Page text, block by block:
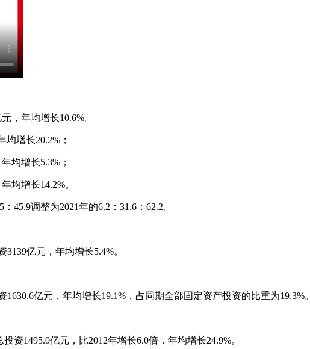
年均增长10.6%。
增长20.2%；
均增长5.3%；
增长14.2%。
调整为2021年的6.2：31.6：62.2。
亿元，年均增长5.4%。
亿元，年均增长19.1%，占同期全部固定资产投资的比重为19.3%。
1495.0亿元，比2012年增长6.0倍，年均增长24.9%。